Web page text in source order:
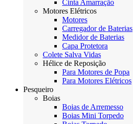
Cinta Amarração
Motores Elétricos
Motores
Carregador de Baterias
Medidor de Baterias
Capa Protetora
Colete Salva Vidas
Hélice de Reposição
Para Motores de Popa
Para Motores Elétricos
Pesqueiro
Boias
Boias de Arremesso
Boias Mini Torpedo